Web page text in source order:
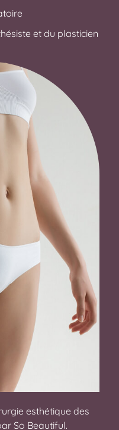
et du plasticien
esthétique des
So Beautiful.